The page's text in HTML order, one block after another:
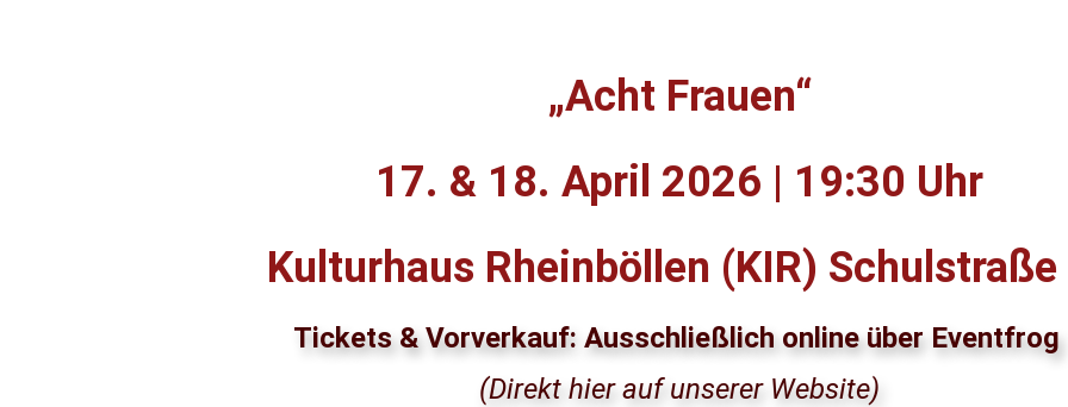
„Acht Frauen“
17. & 18. April 2026 | 19:30 Uhr
Kulturhaus Rheinböllen (KIR) Schulstraße
Tickets & Vorverkauf: Ausschließlich online über Eventfrog
(Direkt hier auf unserer Website)